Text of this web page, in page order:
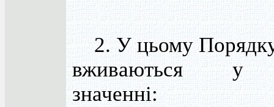
2. У цьому
вживаються у
значенні: